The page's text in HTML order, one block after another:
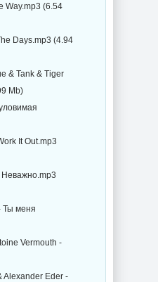
Way.mp3 (6.54
Days.mp3 (4.94
& Tank & Tiger
Mb)
It Out.mp3
Неважно.mp3
Ты меня
Vermouth -
Alexander Eder -